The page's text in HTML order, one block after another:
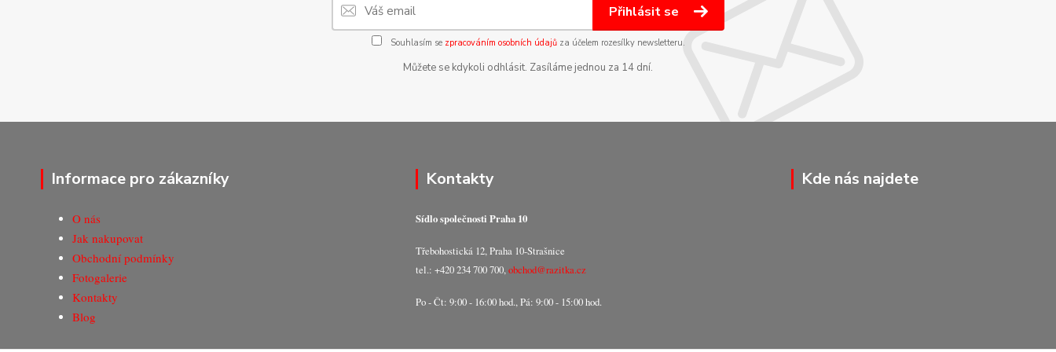
Přihlásit se
Souhlasím se zpracováním osobních údajůza účelem rozesílky newsletteru.
Můžete se kdykoli odhlásit. Zasíláme jednou za 14 dní.
Informace pro zákazníky
O nás
Jak nakupovat
Obchodní podmínky
Fotogalerie
Kontakty
Blog
Kontakty
Sídlo společnosti Praha 10
Třebohostická 12, Praha 10-Strašnice
tel.: +420 234 700 700,obchod@razitka.cz
Po - Čt: 9:00 - 16:00 hod., Pá: 9:00 - 15:00 hod.
Kde nás najdete